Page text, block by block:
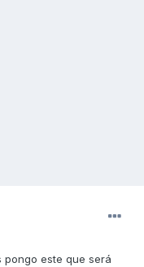
pongo este que será